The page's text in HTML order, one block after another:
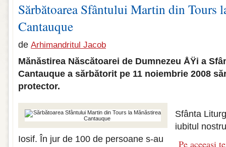
Sărbătoarea Sfântului Martin din Tours
Cantauque
de Arhimandritul Jacob
Mănăstirea Născătoarei de Dumnezeu ÅŸi a
Cantauque a sărbătorit pe 11 noiembrie 2008
protector.
Pe aceeasi
Sfânta
iubitul
Iosif. În jur de 100 de persoane s-au